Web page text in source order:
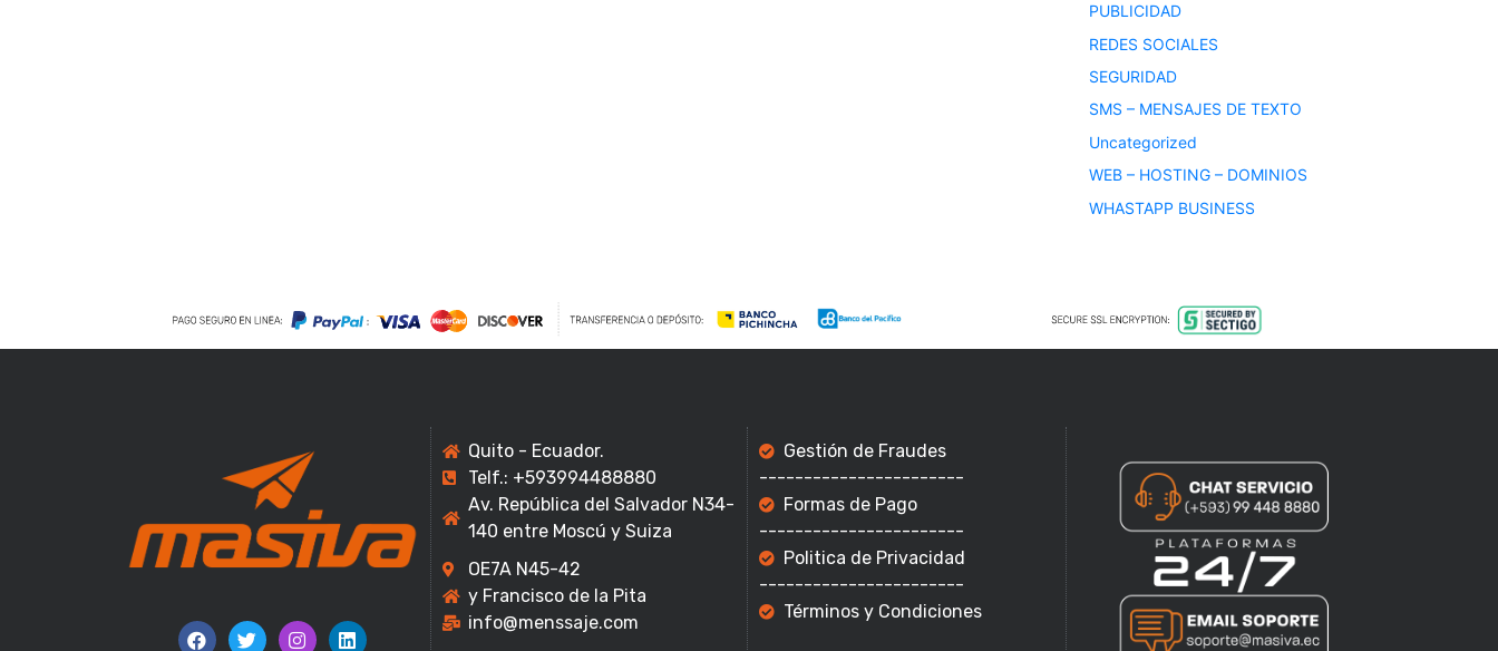
PUBLICIDAD
REDES SOCIALES
SEGURIDAD
SMS – MENSAJES DE TEXTO
Uncategorized
WEB – HOSTING – DOMINIOS
WHASTAPP BUSINESS
Quito - Ecuador.
Telf.: +593994488880
Av. República del Salvador N34-
140 entre Moscú y Suiza
OE7A N45-42
y Francisco de la Pita
info@menssaje.com
Gestión de Fraudes
-----------------------
Formas de Pago
-----------------------
Politica de Privacidad
-----------------------
Términos y Condiciones